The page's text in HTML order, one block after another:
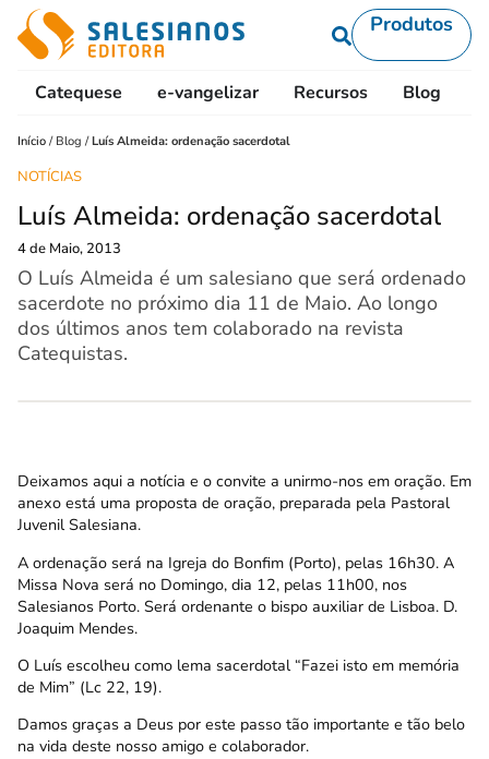
Produtos
Catequese e-vangelizar Recursos Blog
Início / Blog /Luís Almeida: ordenação sacerdotal
NOTÍCIAS
Luís Almeida: ordenação sacerdotal
4 de Maio, 2013
O Luís Almeida é um salesiano que será ordenado
sacerdote no próximo dia 11 de Maio. Ao longo
dos últimos anos tem colaborado na revista
Catequistas.
Deixamos aqui a notícia e o convite a unirmo-nos em oração. Em
anexo está uma proposta de oração, preparada pela Pastoral
Juvenil Salesiana.
A ordenação será na Igreja do Bonfim (Porto), pelas 16h30. A
Missa Nova será no Domingo, dia 12, pelas 11h00, nos
Salesianos Porto. Será ordenante o bispo auxiliar de Lisboa. D.
Joaquim Mendes.
O Luís escolheu como lema sacerdotal “Fazei isto em memória
de Mim” (Lc 22, 19).
Damos graças a Deus por este passo tão importante e tão belo
na vida deste nosso amigo e colaborador.